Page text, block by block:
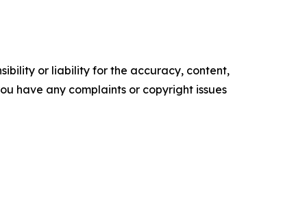
or liability for the accuracy, content,
have any complaints or copyright issues